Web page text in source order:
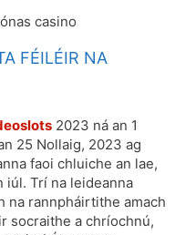
FÉILÉIR NA
2023 ná an 1
25 Nollaig, 2023 ag
faoi chluiche an lae,
iúl. Trí na leideanna
na rannpháirtithe amach
socraithe a chríochnú,